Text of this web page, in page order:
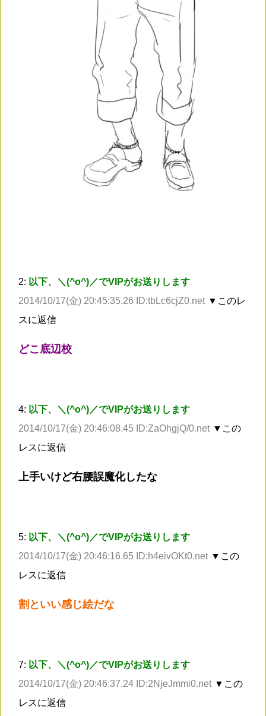
2: 以下、＼(^o^)／でVIPがお送りします
2014/10/17(金) 20:45:35.26 ID:tbLc6cjZ0.net ▼このレ
スに返信
どこ底辺校
4: 以下、＼(^o^)／でVIPがお送りします
2014/10/17(金) 20:46:08.45 ID:ZaOhgjQ/0.net ▼この
レスに返信
上手いけど右腰誤魔化したな
5: 以下、＼(^o^)／でVIPがお送りします
2014/10/17(金) 20:46:16.65 ID:h4eivOKt0.net ▼この
レスに返信
割といい感じ絵だな
7: 以下、＼(^o^)／でVIPがお送りします
2014/10/17(金) 20:46:37.24 ID:2NjeJmmi0.net ▼この
レスに返信